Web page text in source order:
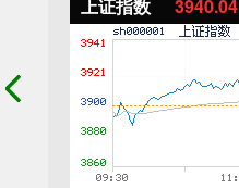
上证指数 3940.04